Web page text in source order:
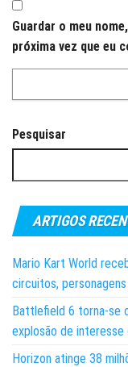
Guardar o meu
próxima vez que eu
Pesquisar
ARTIGOS
Mario Kart World
circuitos,
Battlefield 6 torna-se
explosão de interesse
Horizon atinge 38